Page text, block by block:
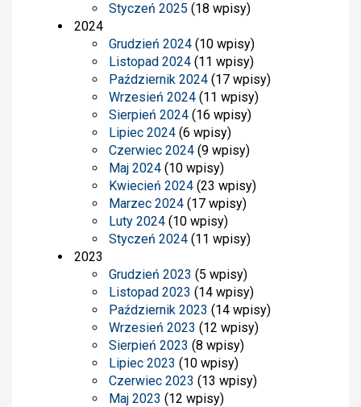
Styczeń 2025 (18 wpisy)
2024
Grudzień 2024 (10 wpisy)
Listopad 2024 (11 wpisy)
Październik 2024 (17 wpisy)
Wrzesień 2024 (11 wpisy)
Sierpień 2024 (16 wpisy)
Lipiec 2024 (6 wpisy)
Czerwiec 2024 (9 wpisy)
Maj 2024 (10 wpisy)
Kwiecień 2024 (23 wpisy)
Marzec 2024 (17 wpisy)
Luty 2024 (10 wpisy)
Styczeń 2024 (11 wpisy)
2023
Grudzień 2023 (5 wpisy)
Listopad 2023 (14 wpisy)
Październik 2023 (14 wpisy)
Wrzesień 2023 (12 wpisy)
Sierpień 2023 (8 wpisy)
Lipiec 2023 (10 wpisy)
Czerwiec 2023 (13 wpisy)
Maj 2023 (12 wpisy)